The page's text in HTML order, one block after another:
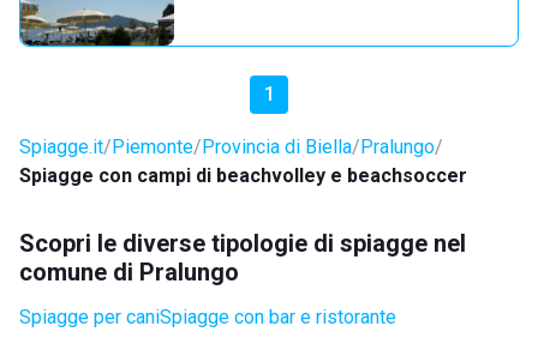
1
Spiagge.it Piemonte Provincia di Biella Pralungo
Spiagge con campi di beachvolley e beachsoccer
Scopri le diverse tipologie di spiagge nel
comune di Pralungo
Spiagge per caniSpiagge con bar e ristorante